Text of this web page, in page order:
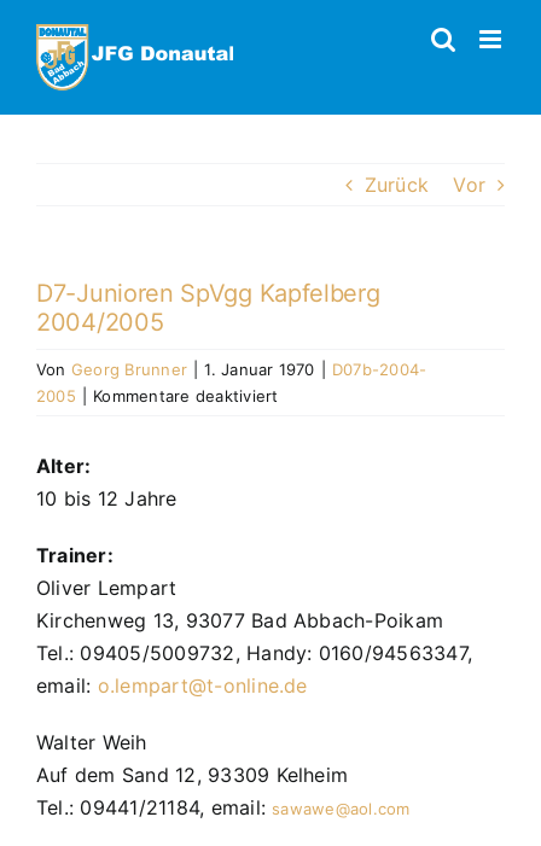
Inhalt
springen
Zurück Vor
D7-Junioren SpVgg Kapfelberg
2004/2005
Von Georg Brunner 1. Januar 1970
D07b-2004-
2005
Kommentare deaktiviert
Alter:
10 bis 12 Jahre
Trainer:
Oliver Lempart
Kirchenweg 13, 93077 Bad Abbach-Poikam
Tel.: 09405/5009732, Handy: 0160/94563347,
email: o.lempart@t-online.de
Walter Weih
Auf dem Sand 12, 93309 Kelheim
Tel.: 09441/21184, email: sawawe@aol.com